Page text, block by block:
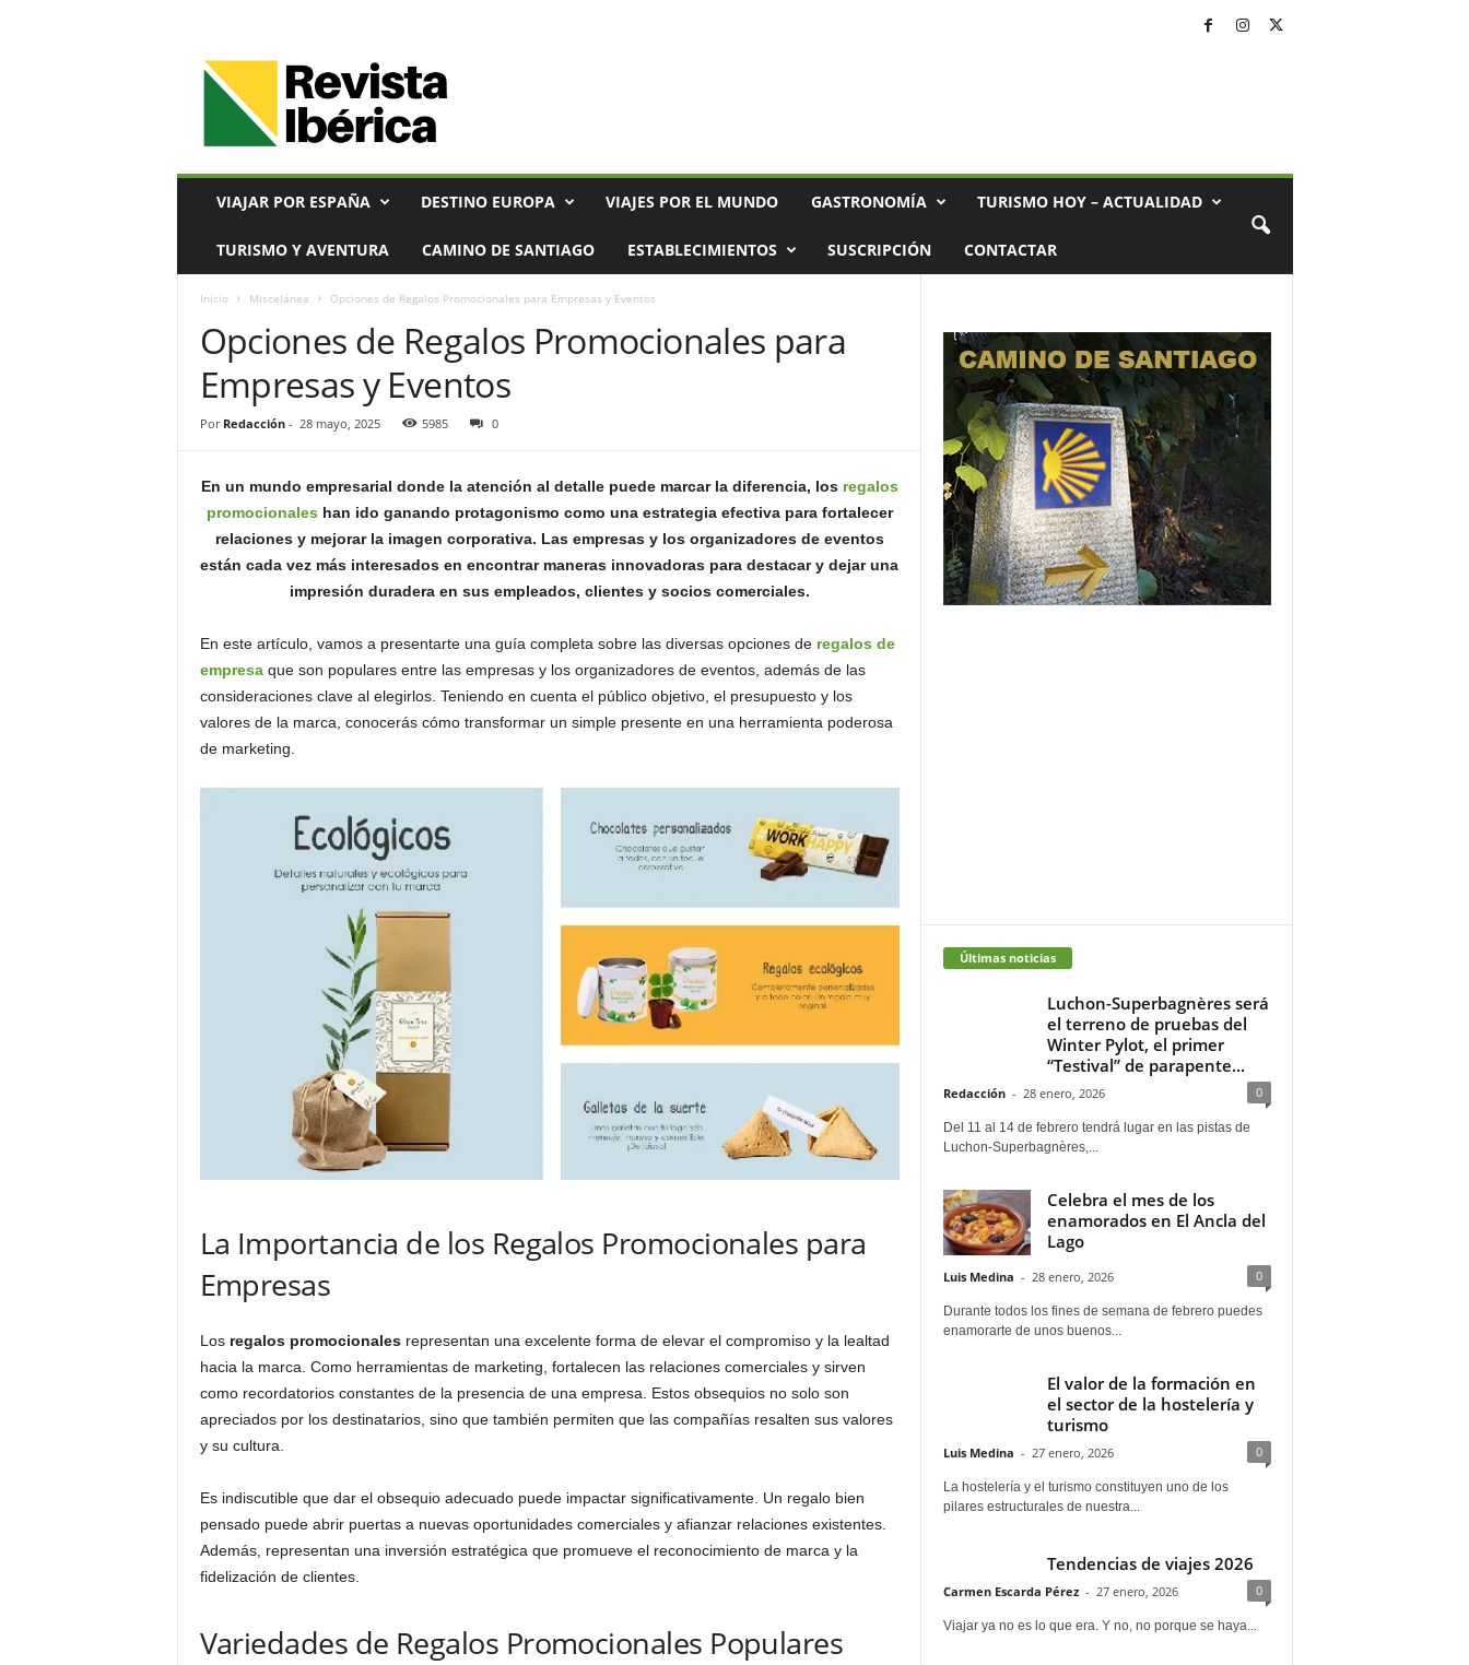
VIAJAR POR ESPAÑA DESTINO EUROPA VIAJES POR EL MUNDO GASTRONOMÍA TURISMO HOY – ACTUALIDAD
TURISMO Y AVENTURA CAMINO DE SANTIAGO ESTABLECIMIENTOS SUSCRIPCIÓN CONTACTAR
Inicio Miscelánea Opciones de Regalos Promocionales para Empresas y Eventos
Opciones de Regalos Promocionales para
Empresas y Eventos
Por Redacción- 28 mayo, 2025 5985 0
En un mundo empresarial donde la atención al detalle puede marcar la diferencia, los regalos
promocionales han ido ganando protagonismo como una estrategia efectiva para fortalecer
relaciones y mejorar la imagen corporativa. Las empresas y los organizadores de eventos
están cada vez más interesados en encontrar maneras innovadoras para destacar y dejar una
impresión duradera en sus empleados, clientes y socios comerciales.
En este artículo, vamos a presentarte una guía completa sobre las diversas opciones de regalos de
empresaque son populares entre las empresas y los organizadores de eventos, además de las
consideraciones clave al elegirlos. Teniendo en cuenta el público objetivo, el presupuesto y los
valores de la marca, conocerás cómo transformar un simple presente en una herramienta poderosa
de marketing.
La Importancia de los Regalos Promocionales para
Empresas
Los regalos promocionalesrepresentan una excelente forma de elevar el compromiso y la lealtad
hacia la marca. Como herramientas de marketing, fortalecen las relaciones comerciales y sirven
como recordatorios constantes de la presencia de una empresa. Estos obsequios no solo son
apreciados por los destinatarios, sino que también permiten que las compañías resalten sus valores
y su cultura.
Es indiscutible que dar el obsequio adecuado puede impactar significativamente. Un regalo bien
pensado puede abrir puertas a nuevas oportunidades comerciales y afianzar relaciones existentes.
Además, representan una inversión estratégica que promueve el reconocimiento de marca y la
fidelización de clientes.
Variedades de Regalos Promocionales Populares
Últimas noticias
Luchon-Superbagnères será
el terreno de pruebas del
Winter Pylot, el primer
“Testival” de parapente...
Redacción - 28 enero, 2026 0
Del 11 al 14 de febrero tendrá lugar en las pistas de
Luchon-Superbagnères,...
Celebra el mes de los
enamorados en El Ancla del
Lago
Luis Medina - 28 enero, 2026 0
Durante todos los fines de semana de febrero puedes
enamorarte de unos buenos...
El valor de la formación en
el sector de la hostelería y
turismo
Luis Medina - 27 enero, 2026 0
La hostelería y el turismo constituyen uno de los
pilares estructurales de nuestra...
Tendencias de viajes 2026
Carmen Escarda Pérez - 27 enero, 2026 0
Viajar ya no es lo que era. Y no, no porque se haya...